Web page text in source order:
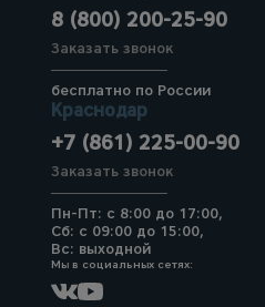
8 (800) 200-25-90
Заказать звонок
бесплатно по России
Краснодар
+7 (861) 225-00-90
Заказать звонок
Пн-Пт: с 8:00 до 17:00,
Сб: с 09:00 до 15:00,
Вс: выходной
Мы в социальных сетях: